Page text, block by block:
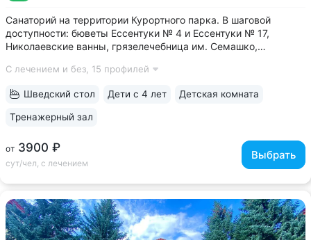
Санаторий на территории Курортного парка. В шаговой
доступности: бюветы Ессентуки № 4 и Ессентуки № 17,
Николаевские ванны, грязелечебница им. Семашко,
номеров с базовым комфортом. Хороший выбор, если
С лечением и без, 15 профилей
от 3900 ₽
сут/чел, с лечением
Выбрать
Шведский стол Дети с 4 лет Детская комната
Тренажерный зал